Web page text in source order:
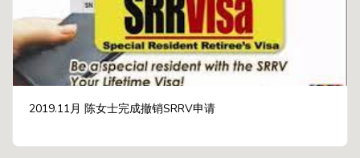
2019.11月 陈女士完成撤销SRRV申请